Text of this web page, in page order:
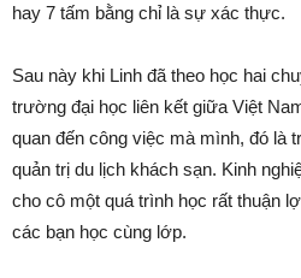
hay 7 tấm bằng chỉ là sự xác thực.
Sau này khi Linh đã theo học hai
trường đại học liên kết giữa Việt
quan đến công việc mà mình, đó là
quản trị du lịch khách sạn. Kinh
cho cô một quá trình học rất thuận
các bạn học cùng lớp.